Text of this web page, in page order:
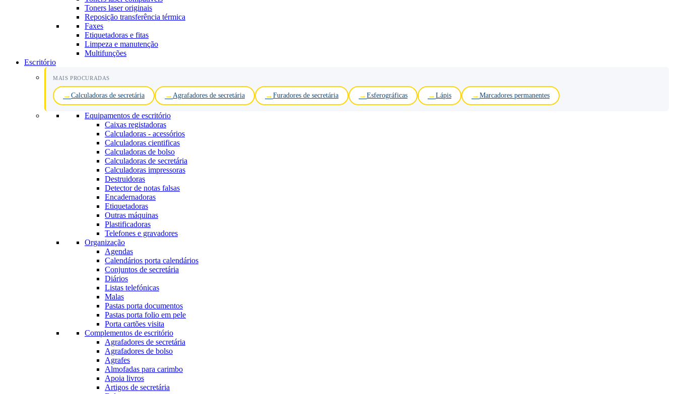
Toners laser originais
Reposição transferência térmica
Faxes
Etiquetadoras e fitas
Limpeza e manutenção
Multifunções
Escritório
MAIS PROCURADAS
Calculadoras de secretária Agrafadores de secretária Furadores de secretária Esferográficas Lápis Marcadores permanentes
Equipamentos de escritório
Caixas registadoras
Calculadoras - acessórios
Calculadoras cientificas
Calculadoras de bolso
Calculadoras de secretária
Calculadoras impressoras
Destruidoras
Detector de notas falsas
Encadernadoras
Etiquetadoras
Outras máquinas
Plastificadoras
Telefones e gravadores
Organização
Agendas
Calendários porta calendários
Conjuntos de secretária
Diários
Listas telefónicas
Malas
Pastas porta documentos
Pastas porta folio em pele
Porta cartões visita
Complementos de escritório
Agrafadores de secretária
Agrafadores de bolso
Agrafes
Almofadas para carimbo
Apoia livros
Artigos de secretária